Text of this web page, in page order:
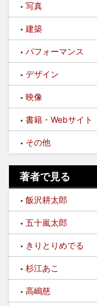
写真
建築
パフォーマンス
デザイン
映像
書籍・Webサイト
その他
著者で見る
飯沢耕太郎
五十嵐太郎
きりとりめでる
杉江あこ
高嶋慈